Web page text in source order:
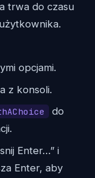
trwa do czasu
opcjami.
z konsoli.
do
Enter…” i
Enter, aby